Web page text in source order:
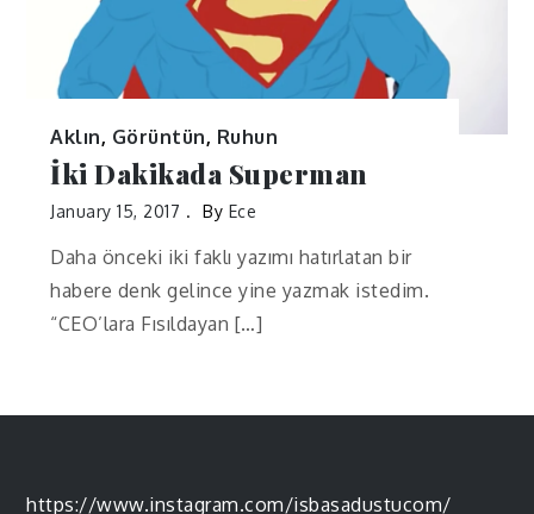
Aklın, Görüntün, Ruhun
İki Dakikada Superman
January 15, 2017 By Ece
Daha önceki iki faklı yazımı hatırlatan bir
habere denk gelince yine yazmak istedim.
“CEO’lara Fısıldayan […]
https://www.instagram.com/isbasadustucom/